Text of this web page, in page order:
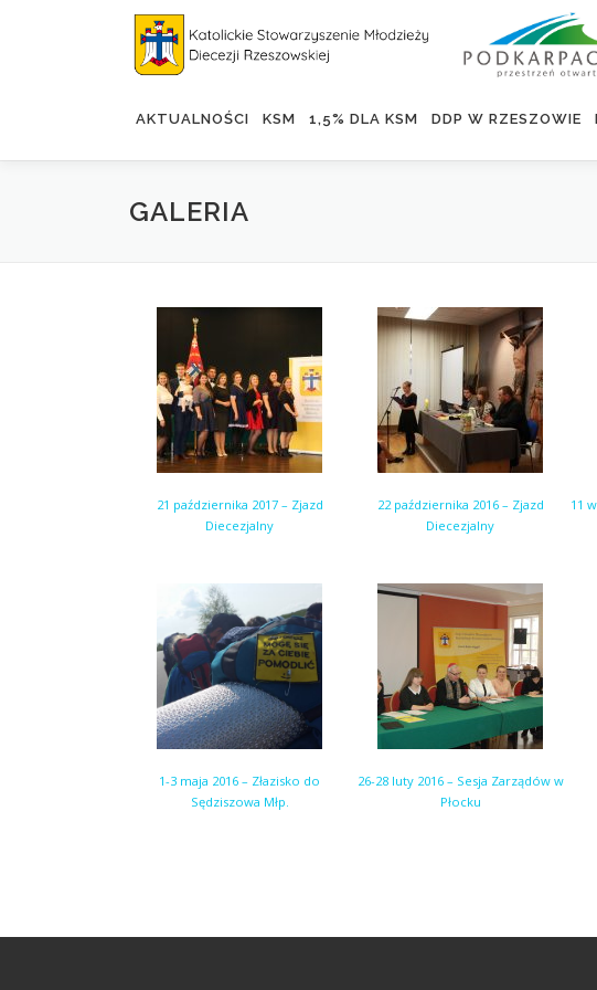
AKTUALNOŚCI KSM 1,5% DLA KSM DDP W RZESZOWIE
GALERIA
21 października 2017 – Zjazd
Diecezjalny
22 października 2016 – Zjazd
Diecezjalny
11
1-3 maja 2016 – Złazisko do
Sędziszowa Młp.
26-28 luty 2016 – Sesja Zarządów w
Płocku